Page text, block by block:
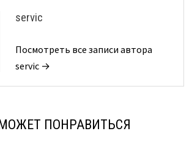
servic
Посмотреть все записи автора
servic →
ПОНРАВИТЬСЯ